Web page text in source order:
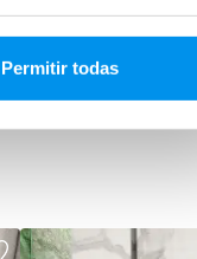
Permitir todas
la ficha técnica